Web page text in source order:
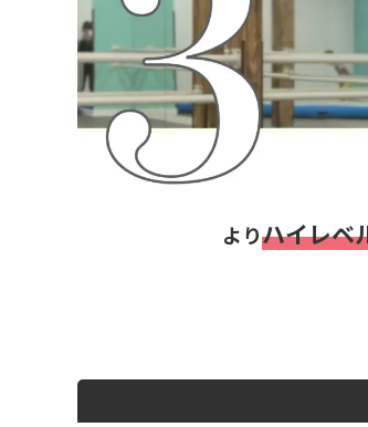
よりハイレベ